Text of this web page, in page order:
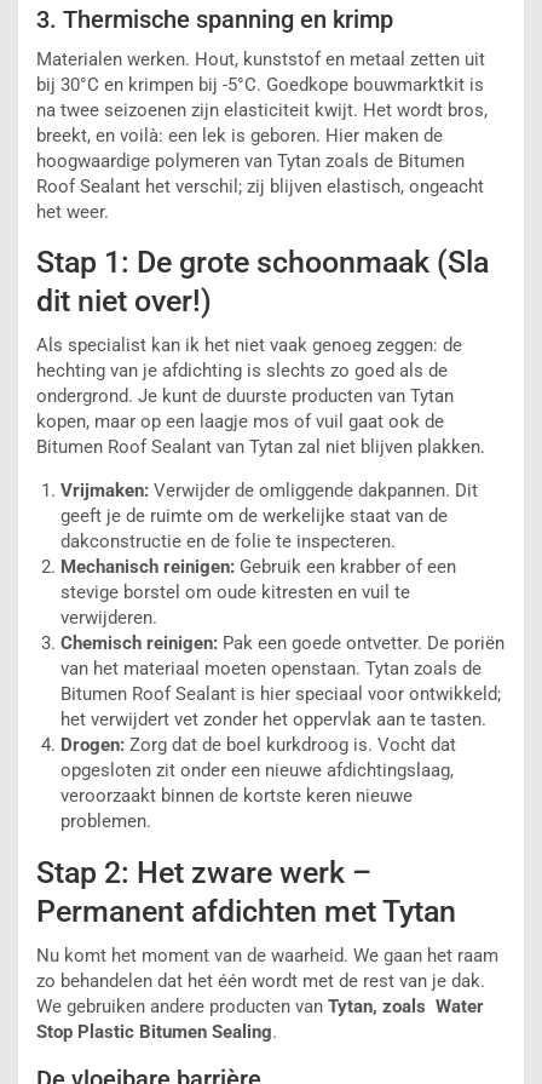
3. Thermische spanning en krimp
Materialen werken. Hout, kunststof en metaal zetten uit
bij 30°C en krimpen bij -5°C. Goedkope bouwmarktkit is
na twee seizoenen zijn elasticiteit kwijt. Het wordt bros,
breekt, en voilà: een lek is geboren. Hier maken de
hoogwaardige polymeren van Tytan zoals de Bitumen
Roof Sealant het verschil; zij blijven elastisch, ongeacht
het weer.
Stap 1: De grote schoonmaak (Sla
dit niet over!)
Als specialist kan ik het niet vaak genoeg zeggen: de
hechting van je afdichting is slechts zo goed als de
ondergrond. Je kunt de duurste producten van Tytan
kopen, maar op een laagje mos of vuil gaat ook de
Bitumen Roof Sealant van Tytan zal niet blijven plakken.
Vrijmaken: Verwijder de omliggende dakpannen. Dit
geeft je de ruimte om de werkelijke staat van de
dakconstructie en de folie te inspecteren.
Mechanisch reinigen: Gebruik een krabber of een
stevige borstel om oude kitresten en vuil te
verwijderen.
Chemisch reinigen: Pak een goede ontvetter. De poriën
van het materiaal moeten openstaan. Tytan zoals de
Bitumen Roof Sealant is hier speciaal voor ontwikkeld;
het verwijdert vet zonder het oppervlak aan te tasten.
Drogen: Zorg dat de boel kurkdroog is. Vocht dat
opgesloten zit onder een nieuwe afdichtingslaag,
veroorzaakt binnen de kortste keren nieuwe
problemen.
Stap 2: Het zware werk –
Permanent afdichten met Tytan
Nu komt het moment van de waarheid. We gaan het raam
zo behandelen dat het één wordt met de rest van je dak.
We gebruiken andere producten van Tytan, zoals Water
Stop Plastic Bitumen Sealing.